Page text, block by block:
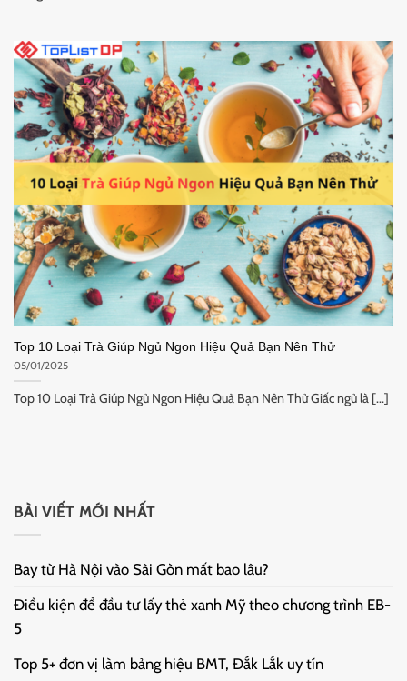
Top 10 Loại Trà Giúp Ngủ Ngon Hiệu Quả Bạn Nên Thử
05/01/2025
Top 10 Loại Trà Giúp Ngủ Ngon Hiệu Quả Bạn Nên Thử Giấc ngủ là [...]
BÀI VIẾT MỚI NHẤT
Bay từ Hà Nội vào Sài Gòn mất bao lâu?
Điều kiện để đầu tư lấy thẻ xanh Mỹ theo chương trình EB-
5
Top 5+ đơn vị làm bảng hiệu BMT, Đắk Lắk uy tín